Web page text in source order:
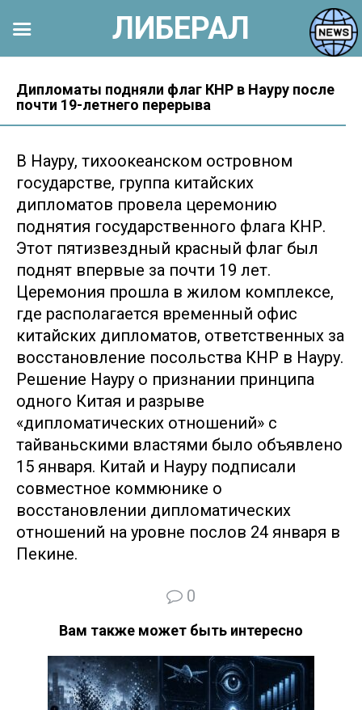
контенту
Дипломаты подняли флаг КНР в Науру после
почти 19-летнего перерыва
В Науру, тихоокеанском островном
государстве, группа китайских
дипломатов провела церемонию
поднятия государственного флага КНР.
Этот пятизвездный красный флаг был
поднят впервые за почти 19 лет.
Церемония прошла в жилом комплексе,
где располагается временный офис
китайских дипломатов, ответственных за
восстановление посольства КНР в Науру.
Решение Науру о признании принципа
одного Китая и разрыве
«дипломатических отношений» с
тайваньскими властями было объявлено
15 января. Китай и Науру подписали
совместное коммюнике о
восстановлении дипломатических
отношений на уровне послов 24 января в
Пекине.
0
Вам также может быть интересно
ЛИБЕРАЛ